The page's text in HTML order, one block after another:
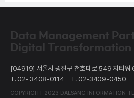
Data Management
Digital Transformation
[04919] 서울시 광진구 천호대로 549 지타워
T. 02- 3408-0114
F. 02-3409-0450
COPYRIGHT 2023 DAESANG INFORMATION